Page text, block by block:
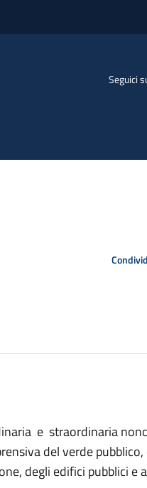
Seguici
e straordinaria
del verde
degli edifici pubblici e